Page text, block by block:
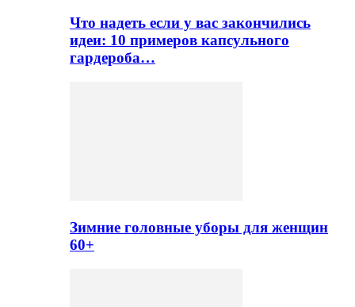
Что надеть если у вас закончились
идеи: 10 примеров капсульного
гардероба…
Зимние головные уборы для женщин
60+